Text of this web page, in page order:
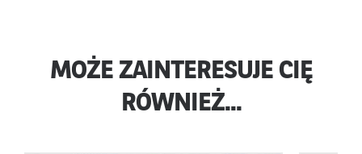
MOŻE ZAINTERESUJE CIĘ
RÓWNIEŻ...